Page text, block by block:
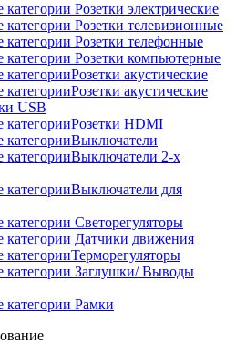
Розетки электрические
Розетки телевизионные
Розетки телефонные
Розетки компьютерные
Розетки акустические
Розетки акустические
USB
Розетки HDMI
Выключатели
Выключатели 2-х
Выключатели для
Светорегуляторы
Датчики движения
Терморегуляторы
Заглушки/ Выводы
Рамки